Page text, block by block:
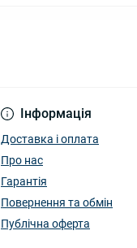
Інформація
Доставка і оплата
Про нас
Гарантія
Повернення та обмін
Публічна оферта